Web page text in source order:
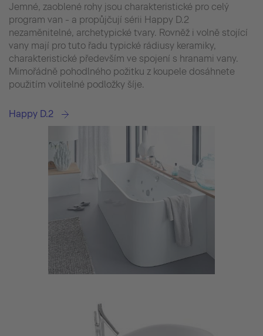
Jemné, zaoblené rohy jsou charakteristické pro celý
program van - a propůjčují sérii Happy D.2
nezaměnitelné, archetypické tvary. Rovněž i volně stojící
vany mají pro tuto řadu typické rádiusy keramiky,
charakteristické především ve spojení s hranami vany.
Mimořádně pohodlného požitku z koupele dosáhnete
použitím volitelné podložky šíje.
Happy D.2